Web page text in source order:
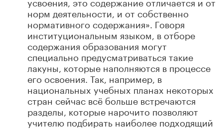
норм деятельности, и от собственно
нормативного содержания». Говоря
институциональным языком, в отборе
содержания образования могут
специально предусматриваться такие
лакуны, которые наполняются в процессе
его освоения. Так, например, в
национальных учебных планах некоторых
стран сейчас всё больше встречаются
разделы, которые нарочито позволяют
учителю подбирать наиболее подходящий